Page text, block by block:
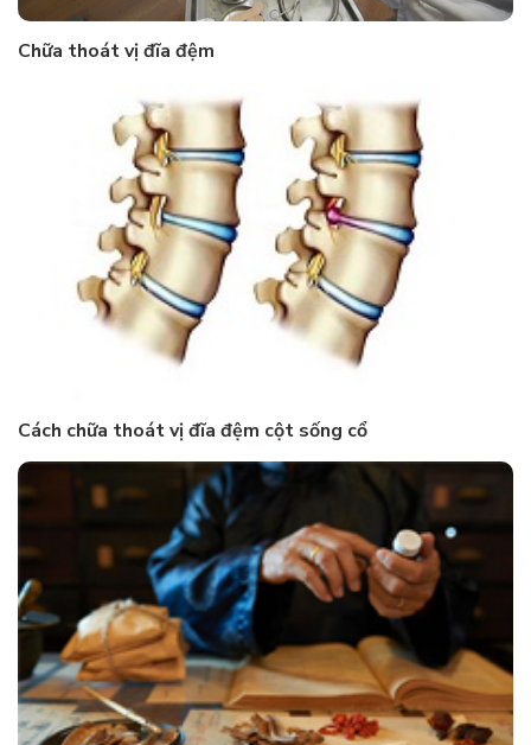
Chữa thoát vị đĩa đệm
Cách chữa thoát vị đĩa đệm cột sống cổ